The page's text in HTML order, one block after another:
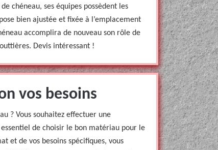
chéneau, ses équipes possèdent les
bien ajustée et fixée à l’emplacement
accomplira de nouveau son rôle de
Devis intéressant !
vos besoins
? Vous souhaitez effectuer une
de choisir le bon matériau pour le
et de vos besoins spécifiques, vous